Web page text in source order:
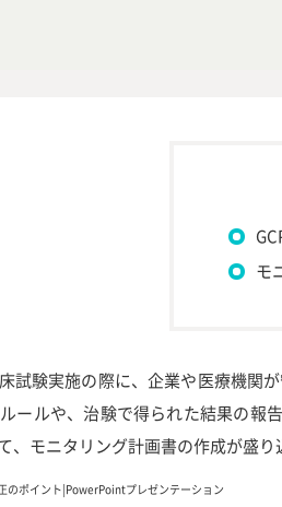
モ
試験実施の際に、企業や医療機関
ールや、治験で得られた結果の報
、モニタリング計画書の作成が盛り
のポイント|PowerPointプレゼンテーション